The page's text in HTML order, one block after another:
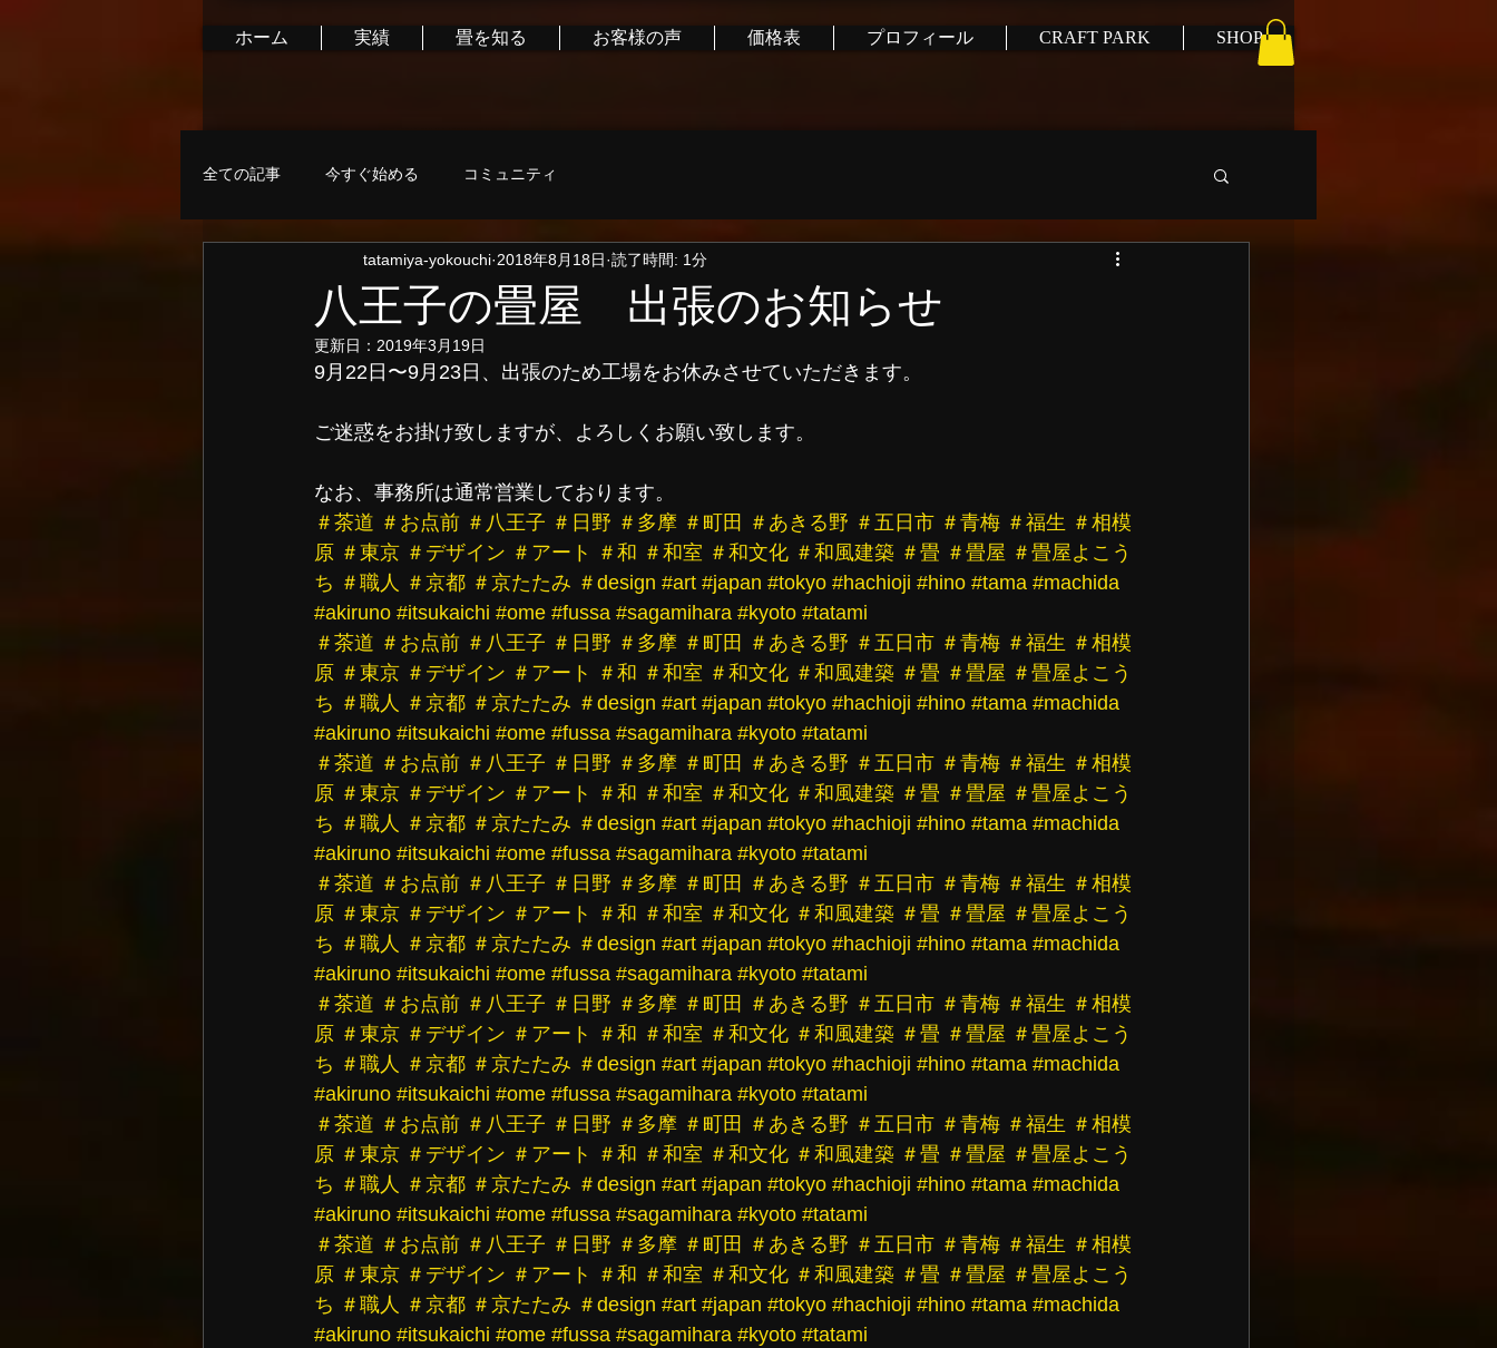
ホーム 実績 畳を知る お客様の声 価格表 プロフィール CRAFT PARK SHOP
全ての記事 今すぐ始める コミュニティ
八王子の畳屋 出張のお知らせ
tatamiya-yokouchi 2018年8月18日 読了時間: 1分
更新日： 2019年3月19日
9月22日〜9月23日、出張のため工場をお休みさせていただきます。
ご迷惑をお掛け致しますが、よろしくお願い致します。
なお、事務所は通常営業しております。
＃茶道 ＃お点前 ＃八王子 ＃日野 ＃多摩 ＃町田 ＃あきる野 ＃五日市 ＃青梅 ＃福生 ＃相模
原 ＃東京 ＃デザイン ＃アート ＃和 ＃和室 ＃和文化 ＃和風建築 ＃畳 ＃畳屋 ＃畳屋よこう
ち ＃職人 ＃京都 ＃京たたみ ＃design #art #japan #tokyo #hachioji #hino #tama #machida
#akiruno #itsukaichi #ome #fussa #sagamihara #kyoto #tatami
＃茶道 ＃お点前 ＃八王子 ＃日野 ＃多摩 ＃町田 ＃あきる野 ＃五日市 ＃青梅 ＃福生 ＃相模
原 ＃東京 ＃デザイン ＃アート ＃和 ＃和室 ＃和文化 ＃和風建築 ＃畳 ＃畳屋 ＃畳屋よこう
ち ＃職人 ＃京都 ＃京たたみ ＃design #art #japan #tokyo #hachioji #hino #tama #machida
#akiruno #itsukaichi #ome #fussa #sagamihara #kyoto #tatami
＃茶道 ＃お点前 ＃八王子 ＃日野 ＃多摩 ＃町田 ＃あきる野 ＃五日市 ＃青梅 ＃福生 ＃相模
原 ＃東京 ＃デザイン ＃アート ＃和 ＃和室 ＃和文化 ＃和風建築 ＃畳 ＃畳屋 ＃畳屋よこう
ち ＃職人 ＃京都 ＃京たたみ ＃design #art #japan #tokyo #hachioji #hino #tama #machida
#akiruno #itsukaichi #ome #fussa #sagamihara #kyoto #tatami
＃茶道 ＃お点前 ＃八王子 ＃日野 ＃多摩 ＃町田 ＃あきる野 ＃五日市 ＃青梅 ＃福生 ＃相模
原 ＃東京 ＃デザイン ＃アート ＃和 ＃和室 ＃和文化 ＃和風建築 ＃畳 ＃畳屋 ＃畳屋よこう
ち ＃職人 ＃京都 ＃京たたみ ＃design #art #japan #tokyo #hachioji #hino #tama #machida
#akiruno #itsukaichi #ome #fussa #sagamihara #kyoto #tatami
＃茶道 ＃お点前 ＃八王子 ＃日野 ＃多摩 ＃町田 ＃あきる野 ＃五日市 ＃青梅 ＃福生 ＃相模
原 ＃東京 ＃デザイン ＃アート ＃和 ＃和室 ＃和文化 ＃和風建築 ＃畳 ＃畳屋 ＃畳屋よこう
ち ＃職人 ＃京都 ＃京たたみ ＃design #art #japan #tokyo #hachioji #hino #tama #machida
#akiruno #itsukaichi #ome #fussa #sagamihara #kyoto #tatami
＃茶道 ＃お点前 ＃八王子 ＃日野 ＃多摩 ＃町田 ＃あきる野 ＃五日市 ＃青梅 ＃福生 ＃相模
原 ＃東京 ＃デザイン ＃アート ＃和 ＃和室 ＃和文化 ＃和風建築 ＃畳 ＃畳屋 ＃畳屋よこう
ち ＃職人 ＃京都 ＃京たたみ ＃design #art #japan #tokyo #hachioji #hino #tama #machida
#akiruno #itsukaichi #ome #fussa #sagamihara #kyoto #tatami
＃茶道 ＃お点前 ＃八王子 ＃日野 ＃多摩 ＃町田 ＃あきる野 ＃五日市 ＃青梅 ＃福生 ＃相模
原 ＃東京 ＃デザイン ＃アート ＃和 ＃和室 ＃和文化 ＃和風建築 ＃畳 ＃畳屋 ＃畳屋よこう
ち ＃職人 ＃京都 ＃京たたみ ＃design #art #japan #tokyo #hachioji #hino #tama #machida
#akiruno #itsukaichi #ome #fussa #sagamihara #kyoto #tatami